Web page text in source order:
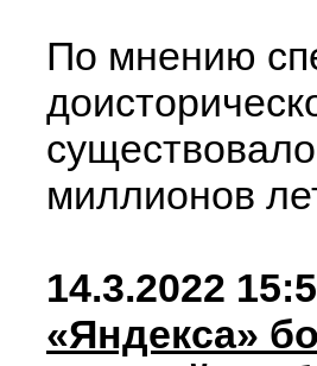
По мнению
миллионов
14.3.2022
«Яндекса»